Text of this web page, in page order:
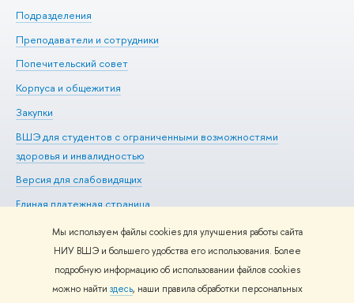
Мы используем файлы cookies для улучшения работы сайта
НИУ ВШЭ и большего удобства его использования. Более
подробную информацию об использовании файлов cookies
можно найти здесь, наши правила обработки персональных
Подразделения
Преподаватели и сотрудники
Попечительский совет
Корпуса и общежития
Закупки
ВШЭ для студентов с ограниченными возможностями
здоровья и инвалидностью
Версия для слабовидящих
Единая платежная страница
Редактору
© НИУ ВШЭ 1993–2026 Адреса и контакты Условия